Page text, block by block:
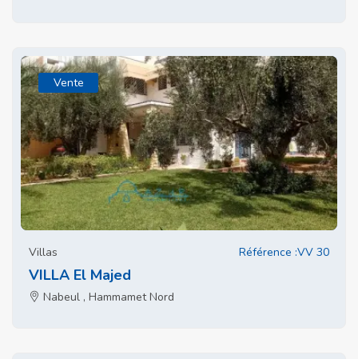
Vente
Villas Référence :VV 30
VILLA El Majed
Nabeul , Hammamet Nord